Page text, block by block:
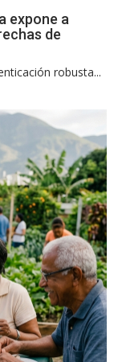
expone a
de
robusta...